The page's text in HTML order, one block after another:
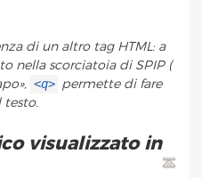
di un altro tag HTML: a
nella scorciatoia di SPIP (
<q> permette di fare
testo.
visualizzato in